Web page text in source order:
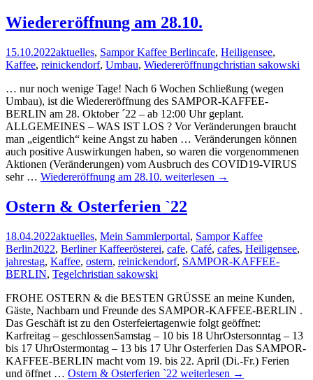
Wiedereröffnung am 28.10.
15.10.2022aktuelles, Sampor Kaffee Berlincafe, Heiligensee,
Kaffee, reinickendorf, Umbau, Wiedereröffnungchristian sakowski
… nur noch wenige Tage! Nach 6 Wochen Schließung (wegen
Umbau), ist die Wiedereröffnung des SAMPOR-KAFFEE-
BERLIN am 28. Oktober ´22 – ab 12:00 Uhr geplant.
ALLGEMEINES – WAS IST LOS ? Vor Veränderungen braucht
man „eigentlich“ keine Angst zu haben … Veränderungen können
auch positive Auswirkungen haben, so waren die vorgenommenen
Aktionen (Veränderungen) vom Ausbruch des COVID19-VIRUS
sehr … Wiedereröffnung am 28.10. weiterlesen →
Ostern & Osterferien `22
18.04.2022aktuelles, Mein Sammlerportal, Sampor Kaffee
Berlin2022, Berliner Kaffeerösterei, cafe, Café, cafes, Heiligensee,
jahrestag, Kaffee, ostern, reinickendorf, SAMPOR-KAFFEE-
BERLIN, Tegelchristian sakowski
FROHE OSTERN & die BESTEN GRÜSSE an meine Kunden,
Gäste, Nachbarn und Freunde des SAMPOR-KAFFEE-BERLIN .
Das Geschäft ist zu den Osterfeiertagenwie folgt geöffnet:
Karfreitag – geschlossenSamstag – 10 bis 18 UhrOstersonntag – 13
bis 17 UhrOstermontag – 13 bis 17 Uhr Osterferien Das SAMPOR-
KAFFEE-BERLIN macht vom 19. bis 22. April (Di.-Fr.) Ferien
und öffnet … Ostern & Osterferien `22 weiterlesen →